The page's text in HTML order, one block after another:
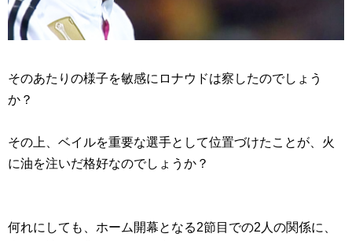
そのあたりの様子を敏感にロナウドは察したのでしょう
か？
その上、ベイルを重要な選手として位置づけたことが、火
に油を注いだ格好なのでしょうか？
何れにしても、ホーム開幕となる2節目での2人の関係に、